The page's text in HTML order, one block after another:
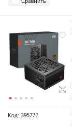
Код: 395772